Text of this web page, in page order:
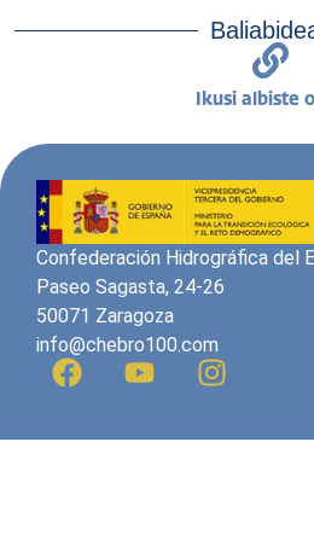
Ikusi albiste
Confederación Hidrográfica del
Paseo Sagasta, 24-26
50071 Zaragoza
info@chebro100.com